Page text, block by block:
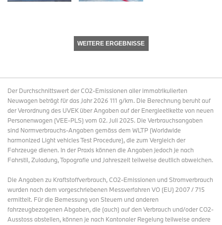
WEITERE ERGEBNISSE
Der Durchschnittswert der CO2-Emissionen aller immatrikulierten
Neuwagen beträgt für das Jahr 2026 111 g/km. Die Berechnung beruht auf
der Verordnung des UVEK über Angaben auf der Energieetikette von neuen
Personenwagen (VEE-PLS) vom 02. Juli 2025. Die Verbrauchsangaben
sind Normverbrauchs-Angaben gemäss dem WLTP (Worldwide
harmonized Light vehicles Test Procedure), die zum Vergleich der
Fahrzeuge dienen. In der Praxis können die Angaben jedoch je nach
Fahrstil, Zuladung, Topografie und Jahreszeit teilweise deutlich abweichen.
Die Angaben zu Kraftstoffverbrauch, CO2-Emissionen und Stromverbrauch
wurden nach dem vorgeschriebenen Messverfahren VO (EU) 2007 / 715
ermittelt. Für die Bemessung von Steuern und anderen
fahrzeugbezogenen Abgaben, die (auch) auf den Verbrauch und/oder CO2-
Ausstoss abstellen, können je nach Kantonaler Regelung teilweise andere